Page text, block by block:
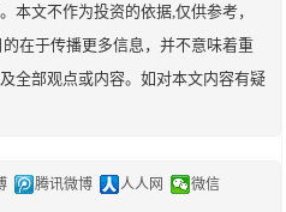
本文不作为投资的依据,仅供参考，
在于传播更多信息，并不意味着重
全部观点或内容。如对本文内容有疑
腾讯微博 人人网
微信